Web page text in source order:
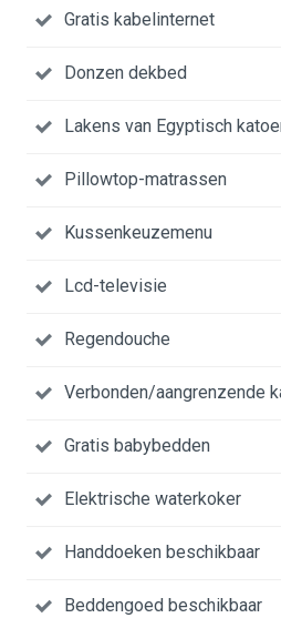
Gratis kabelinternet
Donzen dekbed
Lakens van Egyptisch
Pillowtop-matrassen
Kussenkeuzemenu
Lcd-televisie
Regendouche
Verbonden/aangrenzende
Gratis babybedden
Elektrische waterkoker
Handdoeken beschikbaar
Beddengoed beschikbaar